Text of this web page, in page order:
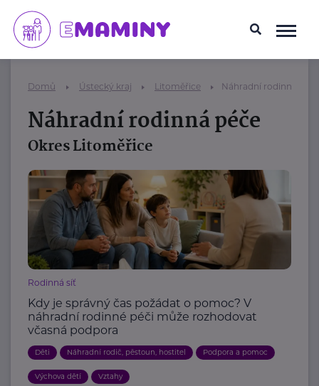
Domů Ústecký kraj Litoměřice Náhradní rodinná péče
Náhradní rodinná péče
Okres Litoměřice
Rodinná síť
Kdy je správný čas požádat o pomoc? V
náhradní rodinné péči může rozhodovat
včasná podpora
Děti Náhradní rodič, pěstoun, hostitel Podpora a pomoc
Výchova dětí Vztahy